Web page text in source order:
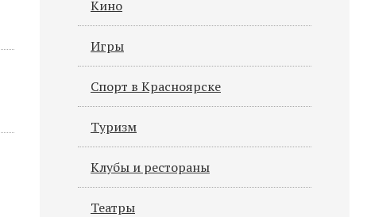
Кино
Игры
Спорт в Красноярске
Туризм
Клубы и рестораны
Театры